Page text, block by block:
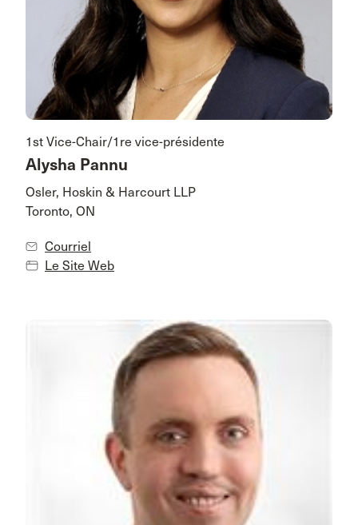
1st Vice-Chair/1re vice-présidente
Alysha Pannu
Osler, Hoskin & Harcourt LLP
Toronto, ON
Courriel
Le Site Web